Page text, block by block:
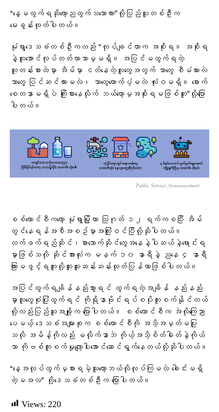
“နေ့မထွက်ရဆိုတော့ညထွက်သဘောလား”လို့ပြည်သူတစ်ဦးက​​
မေးခွန်းထုတ်ပါတယ်။
မုံရွာ​ဒေသခံတစ်ဦးကလည်း “လုပ်ချင်တာက အစိုးရ။ အစိုးရ
နဲ့တူအောင်လုပ်တတ်တာဘာမှမရှိ။ အပြင်မထွက်ရတဲ့
လူတန်းစားထဲမှာ အိမ်မှာ ငတ်နေတဲ့လူတွေအတွက် ဘာတွေ စီမံထားလဲ
ဘာတွေ ပြင်ဆင်ထားမလဲ၊ ဘာတွေထောက်ပံ့မလဲ လုံးဝမရှိ။ စောက်
စေတနာမရှိပဲ ကြိုးစားနေလိုက် ဘယ်တော့မှအစိုးရမဖြစ်ဘူး”လို့​ပြော
ပါတယ်။
Public Service Announcement
စစ်​ကောင်စီက​တော့ မုံရွာမြို့ဟာ သြဂုတ် ၁၂ ရက်ကစပြီး အိမ်
တွင်​နေရန်အစီအစဥ်မှာအကြုံးဝင်ပြီလို့ဆိုပါတယ်။
လက်ဖက်ရည်ဆိုင်၊စား​သောက်ဆိုင်​တွေအ​နေနဲ့ပါဆယ်နဲ့​ရောင်းရ
မှာဖြစ်သလို ဆိုင်အားလုံးက မနက် ၁၀ နာရီနဲ့ ည​နေ ၄ နာရီ
ကြားမဖွင့်ရဘူးလို့ထူးထူးဆန်းဆန်းထုတ်ပြန်တာဖြစ်ပါတယ်။
အပြင်ထွက်ရချိန်နည်းသွားရင် ထွက်ရတဲ့အချိန် နည်းနည်း
မှာလူ​တွေစုံပြုံထွက်ရင် ကိုရိုနာဗိုင်းရပ်စပိုကူးစက်နိုင်တယ်
လို့လည်း​ပြည်သူအချို့က​ ပြောပါတယ်။ စစ်​ကောင်စီက အဲလို​ကြေညာ​
ပေမယ့် ​ဒေသခံအများစုက စစ်​ကောင်စီကို အသိ့အမှတ်မပြု
သလို အမိန့်ကိုလည်း မလိုက်နာဘဲ ကိုယ့်အသိ့စိတ်ဓါတ်နဲ့ကိုယ်
သာ ကိုဗစ်ကူးစက်မှု​လျော့ပါး​အောင်​ဆောင်ရွက်​နေတယ်လို့ဆိုပါတယ်။
“နေ့အလုပ်ထွက်မှစားရမဲ့သူတော့ဘယ်လိုလုပ်ကြမလဲ ခေါင်းမရှိ
တဲ့မအလ” လို့​ဒေသခံတစ်ဦးက​ ပြောပါတယ်။
Views: 220